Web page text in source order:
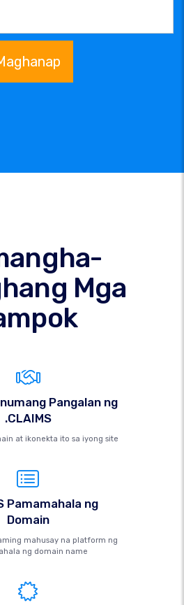
Mga
Pangalan ng
.CLAIMS
at ikonekta ito sa iyong site
Pamamahala ng
Domain
mahusay na platform ng
ng domain name